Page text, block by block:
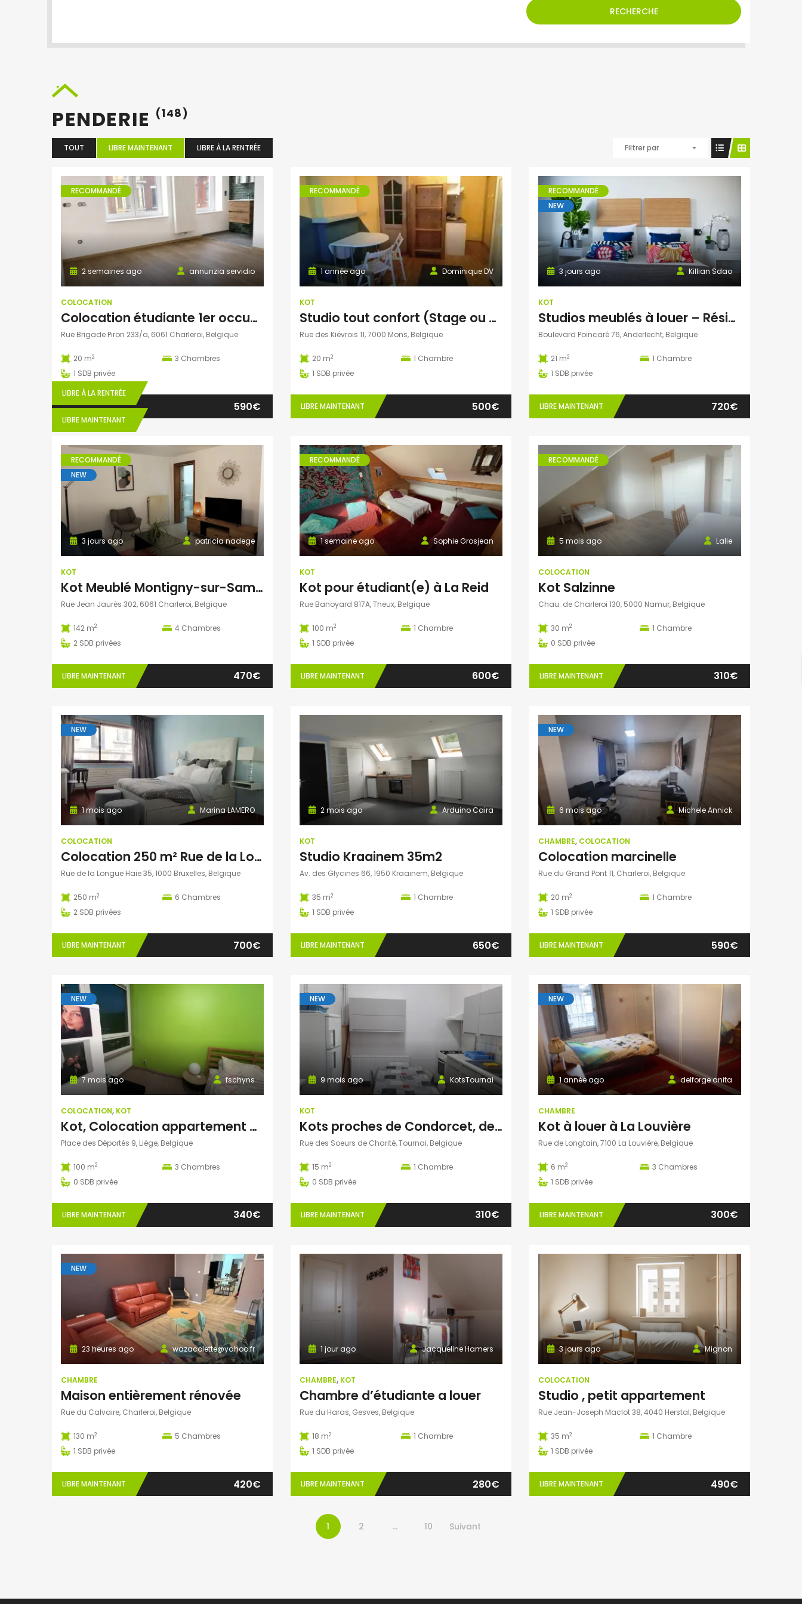
RECHERCHE
PENDERIE (148)
TOUT LIBRE MAINTENANT LIBRE À LA RENTRÉE Filtrer par
RECOMMANDÉ
annunzia servidio
2 semaines ago
COLOCATION
Colocation étudiante 1er occupation
Rue Brigade Piron 233/a, 6061 Charleroi, Belgique
20 m2 3 Chambres
1 SDB privée
LIBRE À LA RENTRÉE
LIBRE MAINTENANT
590€
RECOMMANDÉ
Dominique DV
1 année ago
KOT
Studio tout confort (Stage ou courte durée possible)
Rue des Kiévrois 11, 7000 Mons, Belgique
20 m2 1 Chambre
1 SDB privée
LIBRE MAINTENANT 500€
RECOMMANDÉ
NEW
Killian Sdao
3 jours ago
KOT
Studios meublés à louer – Résidence Ustel – Boulevard Poincaré, 76 – Anderlecht – à partir de 720 € charges incluses
Boulevard Poincaré 76, Anderlecht, Belgique
21 m2 1 Chambre
1 SDB privée
LIBRE MAINTENANT 720€
RECOMMANDÉ
NEW
patricia nadege
3 jours ago
KOT
Kot Meublé Montigny-sur-Sambre
Rue Jean Jaurès 302, 6061 Charleroi, Belgique
142 m2 4 Chambres
2 SDB privées
LIBRE MAINTENANT 470€
RECOMMANDÉ
Sophie Grosjean
1 semaine ago
KOT
Kot pour étudiant(e) à La Reid
Rue Banoyard 817A, Theux, Belgique
100 m2 1 Chambre
1 SDB privée
LIBRE MAINTENANT 600€
RECOMMANDÉ
Lalie
5 mois ago
COLOCATION
Kot Salzinne
Chau. de Charleroi 130, 5000 Namur, Belgique
30 m2 1 Chambre
0 SDB privée
LIBRE MAINTENANT 310€
NEW
Marina LAMERO
1 mois ago
COLOCATION
Colocation 250 m² Rue de la Longue Haie, Bruxelles, Belgique
Rue de la Longue Haie 35, 1000 Bruxelles, Belgique
250 m2 6 Chambres
2 SDB privées
LIBRE MAINTENANT 700€
Arduino Caira
2 mois ago
KOT
Studio Kraainem 35m2
Av. des Glycines 66, 1950 Kraainem, Belgique
35 m2 1 Chambre
1 SDB privée
LIBRE MAINTENANT 650€
NEW
Michele Annick
6 mois ago
CHAMBRE, COLOCATION
Colocation marcinelle
Rue du Grand Pont 11, Charleroi, Belgique
20 m2 1 Chambre
1 SDB privée
LIBRE MAINTENANT 590€
NEW
fschyns
7 mois ago
COLOCATION, KOT
Kot, Colocation appartement 3 chambres
Place des Déportés 9, Liège, Belgique
100 m2 3 Chambres
0 SDB privée
LIBRE MAINTENANT 340€
NEW
KotsTournai
9 mois ago
KOT
Kots proches de Condorcet, de l école d architecture et de la gare.
Rue des Soeurs de Charité, Tournai, Belgique
15 m2 1 Chambre
0 SDB privée
LIBRE MAINTENANT 310€
NEW
delforge anita
1 année ago
CHAMBRE
Kot à louer à La Louvière
Rue de Longtain, 7100 La Louvière, Belgique
6 m2 3 Chambres
1 SDB privée
LIBRE MAINTENANT 300€
NEW
wazacolette@yahoo.fr
23 heures ago
CHAMBRE
Maison entièrement rénovée
Rue du Calvaire, Charleroi, Belgique
130 m2 5 Chambres
1 SDB privée
LIBRE MAINTENANT 420€
Jacqueline Hamers
1 jour ago
CHAMBRE, KOT
Chambre d’étudiante a louer
Rue du Haras, Gesves, Belgique
18 m2 1 Chambre
1 SDB privée
LIBRE MAINTENANT 280€
Mignon
3 jours ago
COLOCATION
Studio , petit appartement
Rue Jean-Joseph Maclot 38, 4040 Herstal, Belgique
35 m2 1 Chambre
1 SDB privée
LIBRE MAINTENANT 490€
1 2 … 10 Suivant